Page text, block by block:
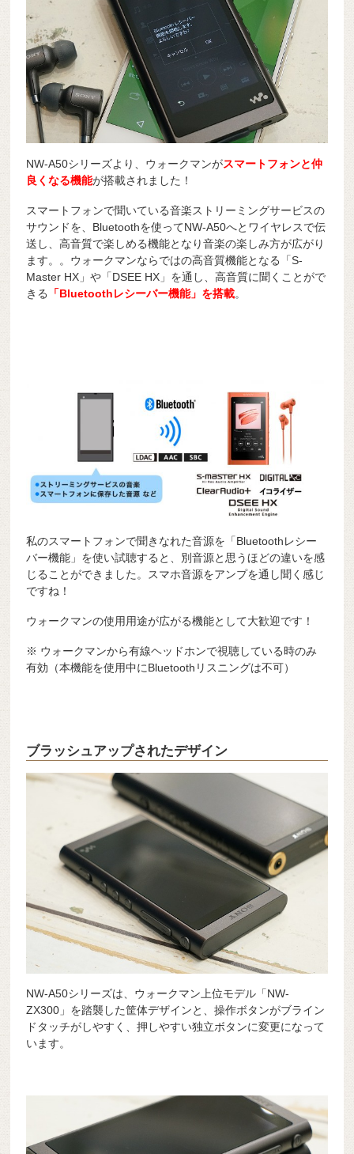
NW-A50シリーズより、ウォークマンがスマートフォンと仲
良くなる機能が搭載されました！
スマートフォンで聞いている音楽ストリーミングサービスの
サウンドを、Bluetoothを使ってNW-A50へとワイヤレスで伝
送し、高音質で楽しめる機能となり音楽の楽しみ方が広がり
ます。。ウォークマンならではの高音質機能となる「S-
Master HX」や「DSEE HX」を通し、高音質に聞くことがで
きる
「Bluetoothレシーバー機能」を搭載。
私のスマートフォンで聞きなれた音源を「Bluetoothレシー
バー機能」を使い試聴すると、別音源と思うほどの違いを感
じることができました。スマホ音源をアンプを通し聞く感じ
ですね！
ウォークマンの使用用途が広がる機能として大歓迎です！
※ ウォークマンから有線ヘッドホンで視聴している時のみ
有効（本機能を使用中にBluetoothリスニングは不可）
ブラッシュアップされたデザイン
NW-A50シリーズは、ウォークマン上位モデル「NW-
ZX300」を踏襲した筐体デザインと、操作ボタンがブライン
ドタッチがしやすく、押しやすい独立ボタンに変更になって
います。